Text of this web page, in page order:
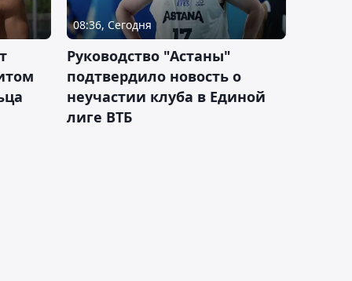
08:36, Сегодня
Руководство "Астаны"
подтвердило новость о
неучастии клуба в Единой
лиге ВТБ